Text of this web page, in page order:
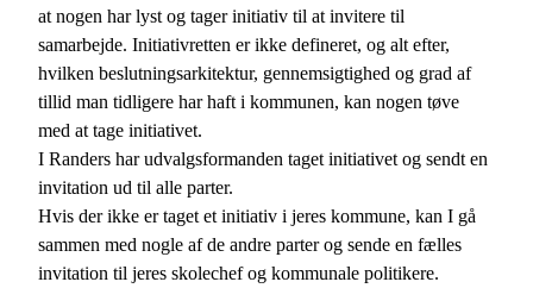
at nogen har lyst og tager initiativ til at invitere til
samarbejde. Initiativretten er ikke defineret, og alt efter,
hvilken beslutningsarkitektur, gennemsigtighed og grad af
tillid man tidligere har haft i kommunen, kan nogen tøve
med at tage initiativet.
I Randers har udvalgsformanden taget initiativet og sendt en
invitation ud til alle parter.
Hvis der ikke er taget et initiativ i jeres kommune, kan I gå
sammen med nogle af de andre parter og sende en fælles
invitation til jeres skolechef og kommunale politikere.